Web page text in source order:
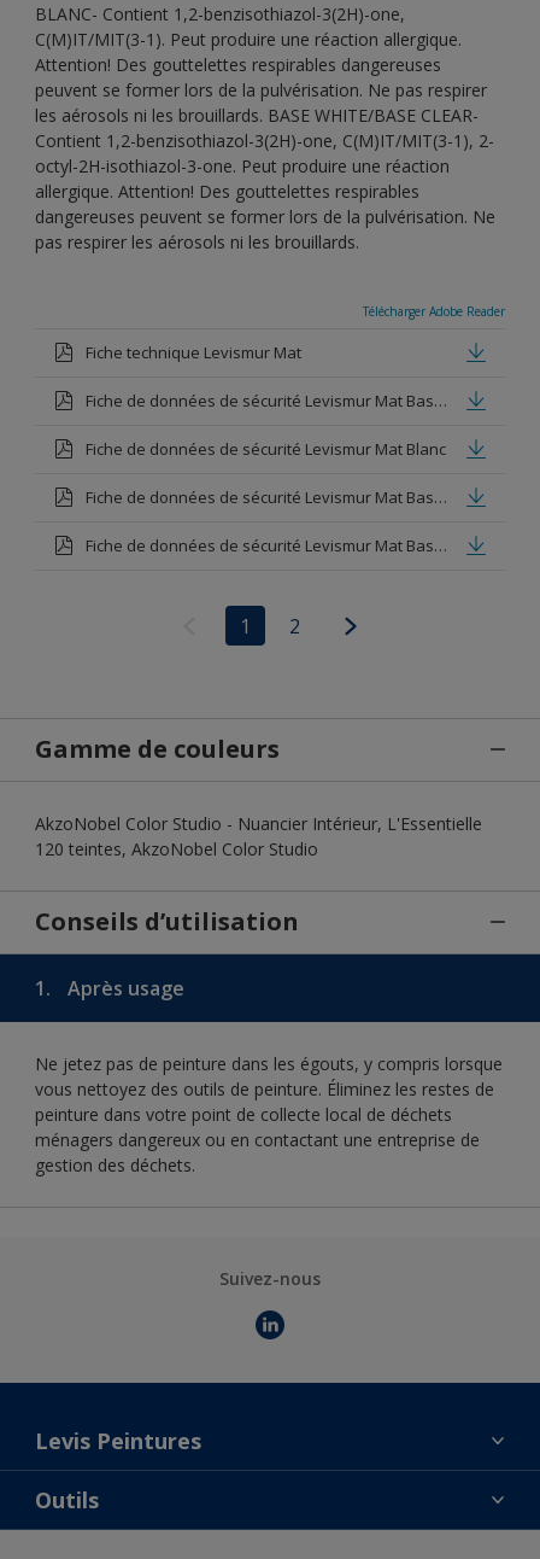
BLANC- Contient 1,2-benzisothiazol-3(2H)-one,
C(M)IT/MIT(3-1). Peut produire une réaction allergique.
Attention! Des gouttelettes respirables dangereuses
peuvent se former lors de la pulvérisation. Ne pas respirer
les aérosols ni les brouillards. BASE WHITE/BASE CLEAR-
Contient 1,2-benzisothiazol-3(2H)-one, C(M)IT/MIT(3-1), 2-
octyl-2H-isothiazol-3-one. Peut produire une réaction
allergique. Attention! Des gouttelettes respirables
dangereuses peuvent se former lors de la pulvérisation. Ne
pas respirer les aérosols ni les brouillards.
Télécharger Adobe Reader
Fiche technique Levismur Mat
Fiche de données de sécurité Levismur Mat Base white
Fiche de données de sécurité Levismur Mat Blanc
Fiche de données de sécurité Levismur Mat Base clear
Fiche de données de sécurité Levismur Mat Base medium
1 2
Gamme de couleurs
AkzoNobel Color Studio - Nuancier Intérieur, L'Essentielle
120 teintes, AkzoNobel Color Studio
Conseils d’utilisation
1. Après usage
Ne jetez pas de peinture dans les égouts, y compris lorsque
vous nettoyez des outils de peinture. Éliminez les restes de
peinture dans votre point de collecte local de déchets
ménagers dangereux ou en contactant une entreprise de
gestion des déchets.
Suivez-nous
Levis Peintures
La marque
Contact
Outils